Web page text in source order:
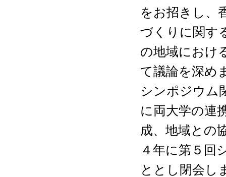
をお招きし、
づくりに関す
の地域におけ
て議論を深め
シンポジウム
に両大学の連
成、地域との
４年に第５回
ととし閉会し